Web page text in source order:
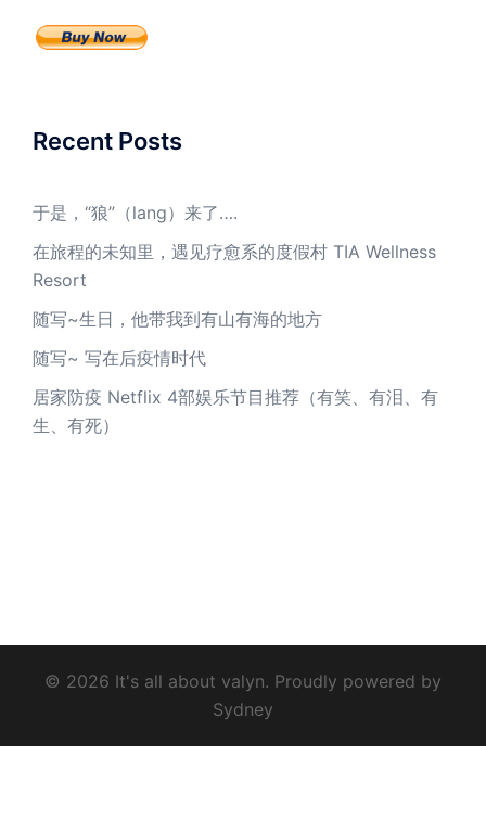
Recent Posts
于是，“狼”（lang）来了….
在旅程的未知里，遇见疗愈系的度假村 TIA Wellness
Resort
随写~生日，他带我到有山有海的地方
随写~ 写在后疫情时代
居家防疫 Netflix 4部娱乐节目推荐（有笑、有泪、有
生、有死）
© 2026 It's all about valyn. Proudly powered by
Sydney